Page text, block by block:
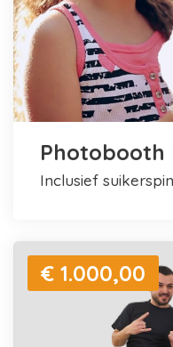
Photobooth
inclusief
€ 1.000,00